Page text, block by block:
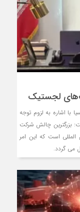
لجستیک
با اشاره به لزوم توجه
بزرگترین چالش شرکت
است که این امر
می گردد.